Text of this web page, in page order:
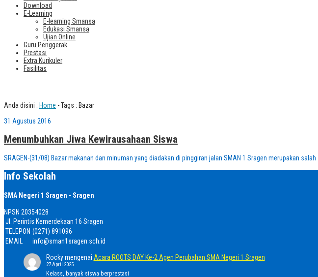
Download
E-Learning
E-learning Smansa
Edukasi Smansa
Ujian Online
Guru Penggerak
Prestasi
Extra Kurikuler
Fasilitas
Anda disini : Home -Tags : Bazar
31 Agustus 2016
Menumbuhkan Jiwa Kewirausahaan Siswa
SRAGEN-(31/08) Bazar makanan dan minuman yang diadakan di pinggiran jalan SMAN 1 Sragen merupakan salah
Info Sekolah
SMA Negeri 1 Sragen - Sragen
NPSN 20354028
Jl. Perintis Kemerdekaan 16 Sragen
TELEPON (0271) 891096
EMAIL
info@sman1sragen.sch.id
Rockymengenai Acara ROOTS DAY Ke-2 Agen Perubahan SMA Negeri 1 Sragen
27 April 2025
Kelass, banyak siswa berprestasi